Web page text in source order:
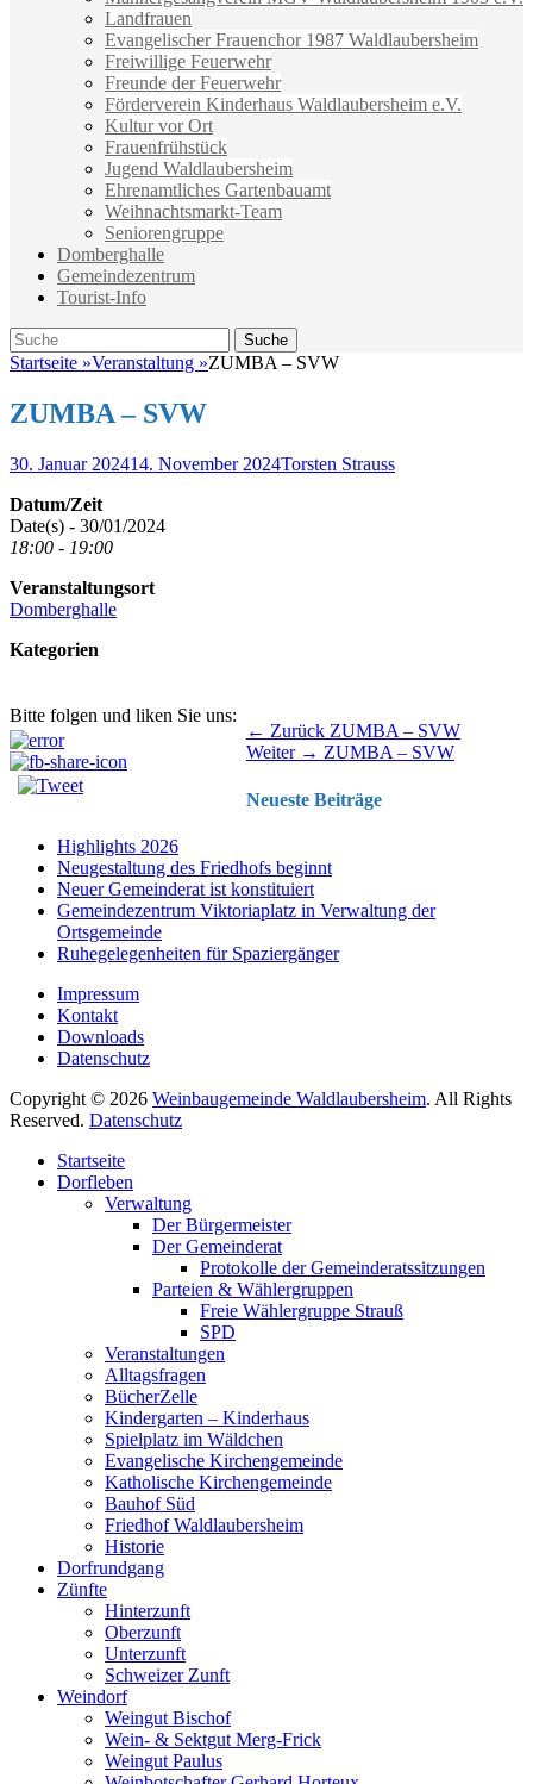
Landfrauen
Evangelischer Frauenchor 1987 Waldlaubersheim
Freiwillige Feuerwehr
Freunde der Feuerwehr
Förderverein Kinderhaus Waldlaubersheim e.V.
Kultur vor Ort
Frauenfrühstück
Jugend Waldlaubersheim
Ehrenamtliches Gartenbauamt
Weihnachtsmarkt-Team
Seniorengruppe
Domberghalle
Gemeindezentrum
Tourist-Info
Suche
Suche
nach:
Startseite »Veranstaltung »ZUMBA – SVW
ZUMBA – SVW
Veröffentlicht
30. Januar 202414. November 2024Autor
Torsten Strauss
Datum/Zeit
Date(s) - 30/01/2024
18:00 - 19:00
Veranstaltungsort
Domberghalle
Kategorien
Bitte folgen und liken Sie uns:
Beitragsnavigation ← Zurück Vorhergehender
Beitrag:
ZUMBA – SVW
Weiter → Nächster
ZUMBA – SVW
Neueste Beiträge
Highlights 2026
Neugestaltung des Friedhofs beginnt
Neuer Gemeinderat ist konstituiert
Gemeindezentrum Viktoriaplatz in Verwaltung der
Ortsgemeinde
Ruhegelegenheiten für Spaziergänger
Impressum
Kontakt
Downloads
Datenschutz
Copyright © 2026 Weinbaugemeinde Waldlaubersheim. All Rights
Reserved. Datenschutz
oben
scrollen
Startseite
Dorfleben
Verwaltung
Der Bürgermeister
Der Gemeinderat
Protokolle der Gemeinderatssitzungen
Parteien & Wählergruppen
Freie Wählergruppe Strauß
SPD
Veranstaltungen
Alltagsfragen
BücherZelle
Kindergarten – Kinderhaus
Spielplatz im Wäldchen
Evangelische Kirchengemeinde
Katholische Kirchengemeinde
Bauhof Süd
Friedhof Waldlaubersheim
Historie
Dorfrundgang
Zünfte
Hinterzunft
Oberzunft
Unterzunft
Schweizer Zunft
Weindorf
Weingut Bischof
Wein- & Sektgut Merg-Frick
Weingut Paulus